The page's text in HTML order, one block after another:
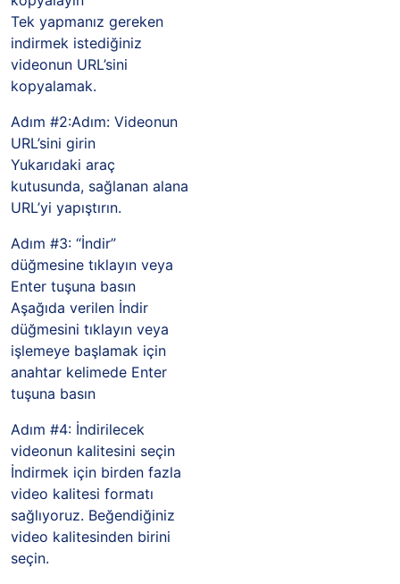
Tek yapmanız gereken
indirmek istediğiniz
videonun URL’sini
kopyalamak.
Adım #2:Adım: Videonun
URL’sini girin
Yukarıdaki araç
kutusunda, sağlanan alana
URL’yi yapıştırın.
Adım #3: “İndir”
düğmesine tıklayın veya
Enter tuşuna basın
Aşağıda verilen İndir
düğmesini tıklayın veya
işlemeye başlamak için
anahtar kelimede Enter
tuşuna basın
Adım #4: İndirilecek
videonun kalitesini seçin
İndirmek için birden fazla
video kalitesi formatı
sağlıyoruz. Beğendiğiniz
video kalitesinden birini
seçin.